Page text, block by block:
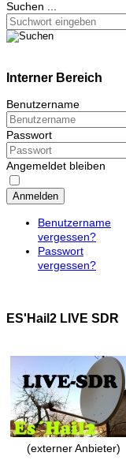
Suchen ...
Interner Bereich
Benutzername
Passwort
Angemeldet bleiben
Anmelden
Benutzername
vergessen?
Passwort
vergessen?
ES'Hail2 LIVE SDR
(externer Anbieter)